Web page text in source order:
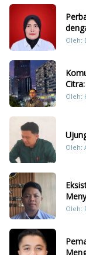
Oleh:
Oleh:
Oleh:
Oleh: